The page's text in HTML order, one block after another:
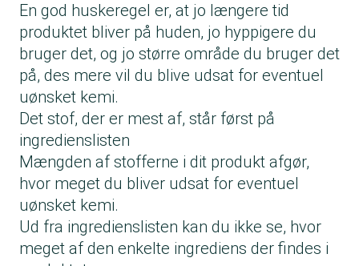
En god huskeregel er, at jo længere tid
produktet bliver på huden, jo hyppigere du
bruger det, og jo større område du bruger det
på, des mere vil du blive udsat for eventuel
uønsket kemi.
Det stof, der er mest af, står først på
ingredienslisten
Mængden af stofferne i dit produkt afgør,
hvor meget du bliver udsat for eventuel
uønsket kemi.
Ud fra ingredienslisten kan du ikke se, hvor
meget af den enkelte ingrediens der findes i